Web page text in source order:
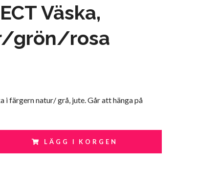
Väska,
grön/rosa
i färgern natur/ grå, jute. Går att hänga på
LÄGG I KORGEN